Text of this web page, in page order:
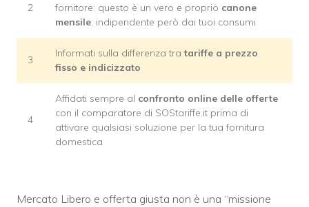
2
fornitore: questo è un vero e proprio canone
mensile, indipendente però dai tuoi consumi
3
Informati sulla differenza tra tariffe a prezzo
fisso e indicizzato
4
Affidati sempre al confronto online delle offerte
con il comparatore di SOStariffe.it prima di
attivare qualsiasi soluzione per la tua fornitura
domestica
Mercato Libero e offerta giusta non è una “missione